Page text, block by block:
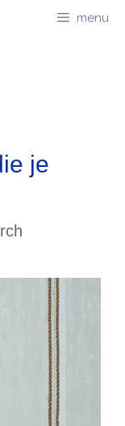
menu
je